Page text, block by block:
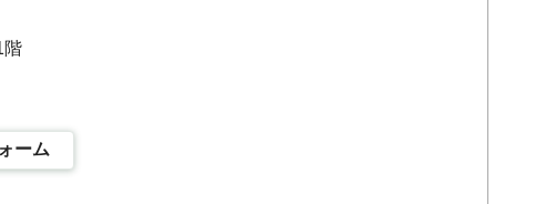
階
ーム